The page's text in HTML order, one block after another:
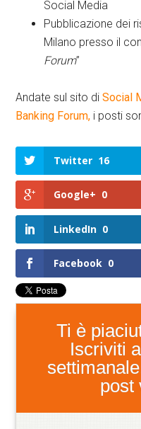
Social Media
Pubblicazione dei
Milano presso il
Forum”
Andate sul sito diSocial
Banking Forum, i posti
Twitter 16
Google+ 0
LinkedIn 0
Facebook 0
Ti è
Iscriviti
post